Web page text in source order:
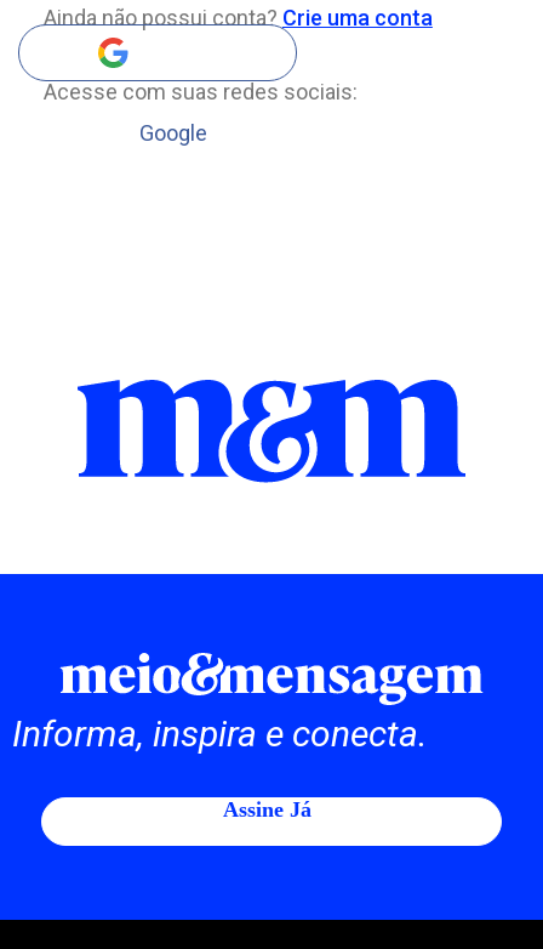
Ainda não possui conta? Crie uma conta
Acesse com suas redes sociais:
Google
Informa, inspira e conecta.
Assine Já